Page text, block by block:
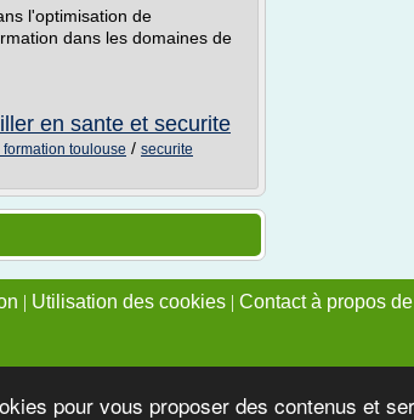
pour vous proposer des contenus et
l'optimisation de
dans les domaines de
en sante et securite
toulouse / securite
| Utilisation des cookies | Contact à propos